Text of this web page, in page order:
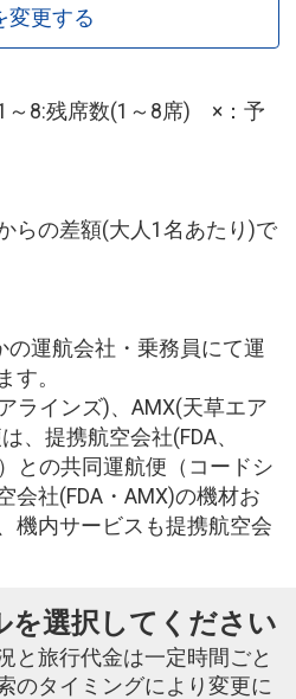
変更する
8:残席数(1～8席) ×：予
らの差額(大人1名あたり)で
の運航会社・乗務員にて運
す。
ラインズ)、AMX(天草エア
、提携航空会社(FDA、
との共同運航便（コードシ
会社(FDA・AMX)の機材お
機内サービスも提携航空会
を選択してください
と旅行代金は一定時間ごと
のタイミングにより変更に